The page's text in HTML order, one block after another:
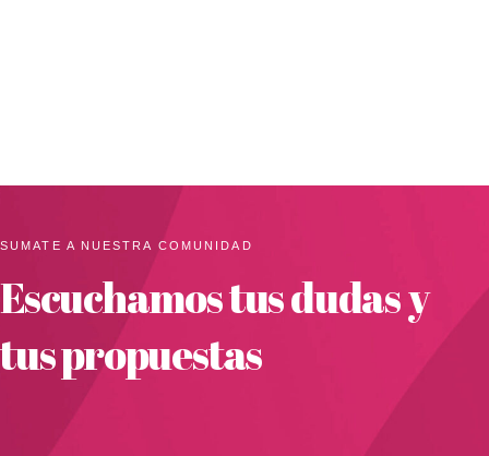
SUMATE A NUESTRA COMUNIDAD
Escuchamos tus dudas y
tus propuestas